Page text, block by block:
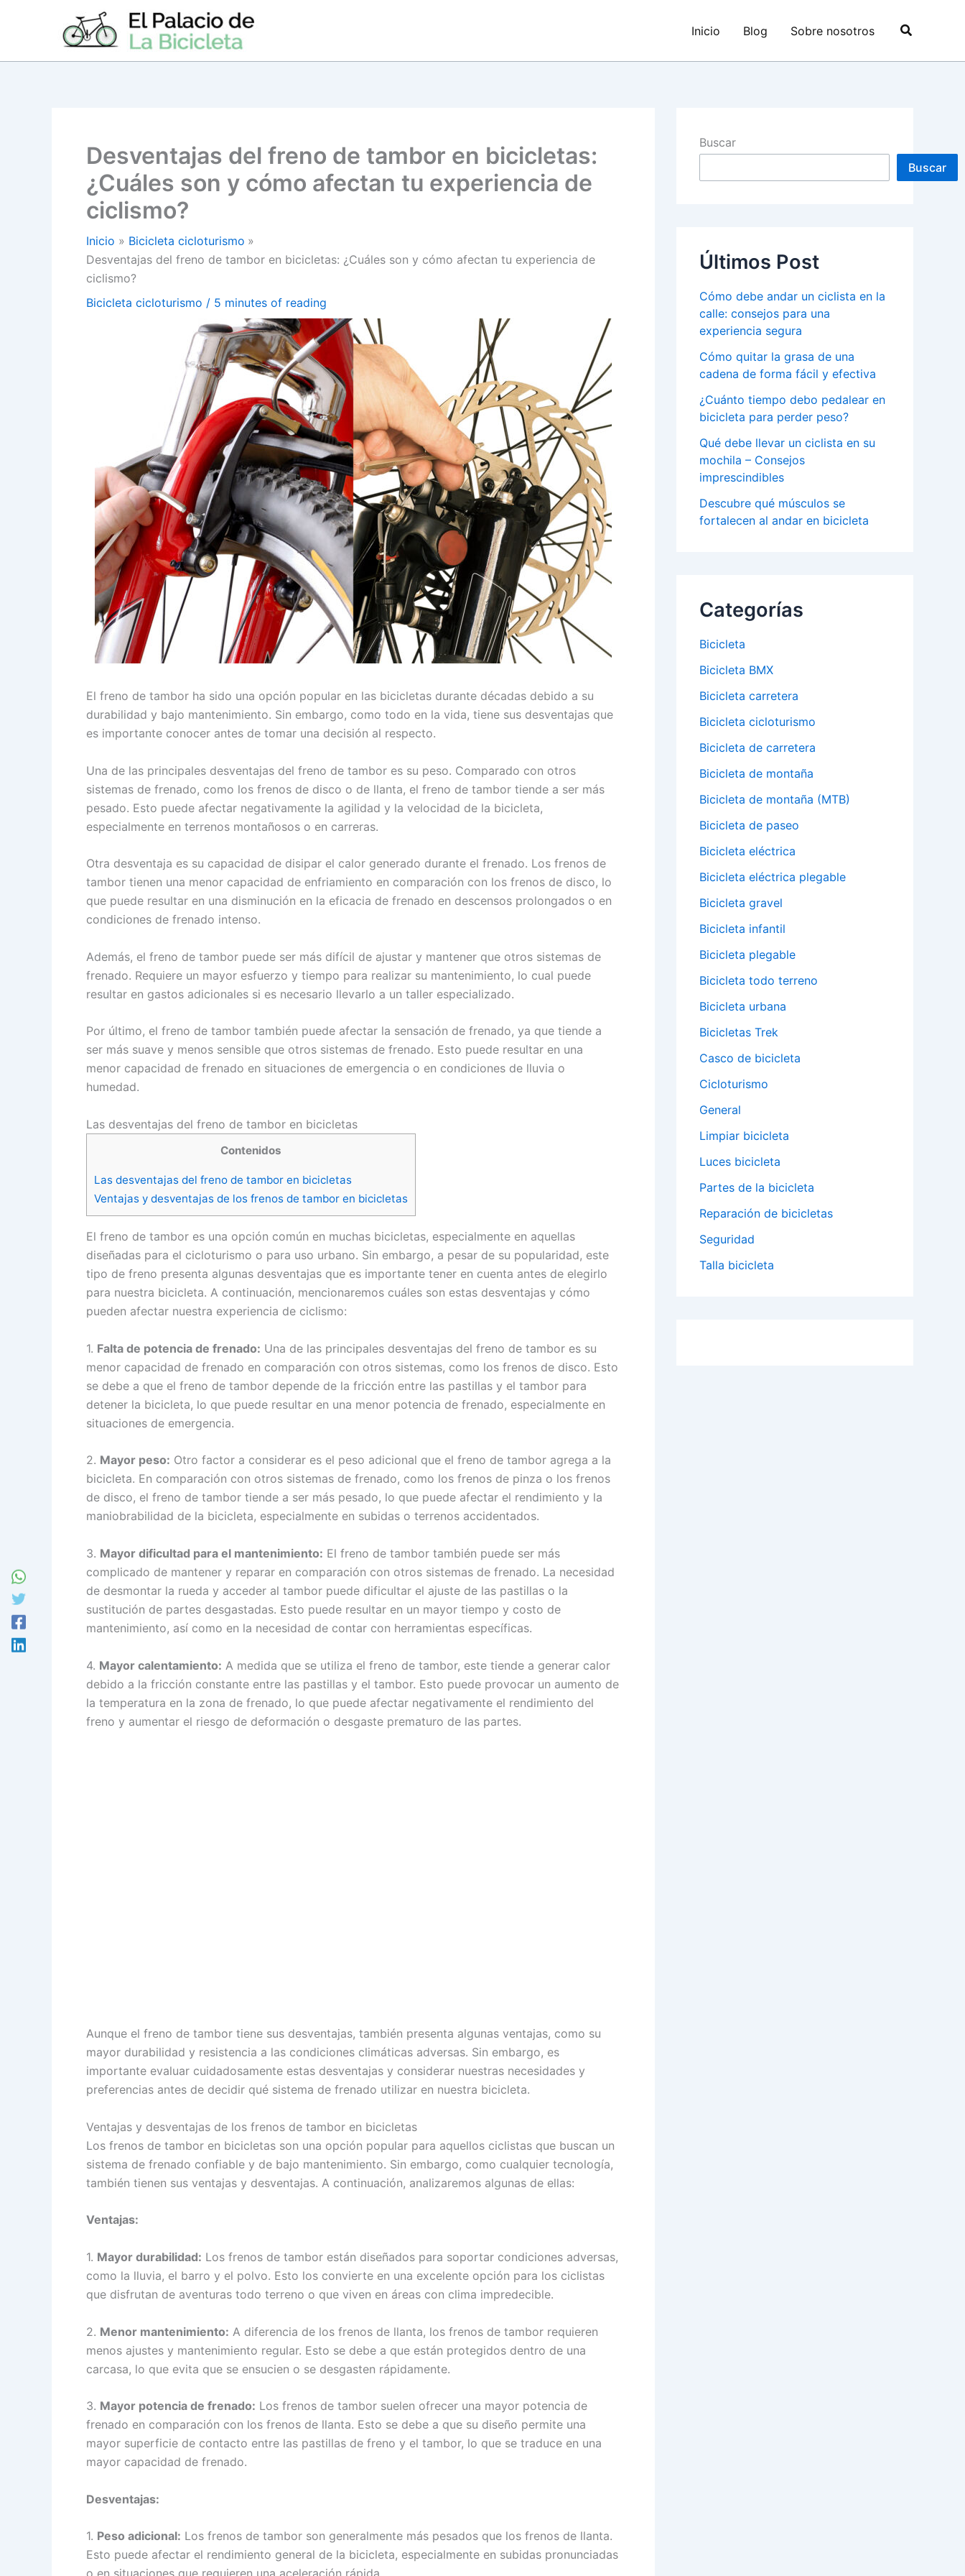
Inicio Blog Sobre nosotros Buscar
Desventajas del freno de tambor en bicicletas:
¿Cuáles son y cómo afectan tu experiencia de
ciclismo?
Inicio
Bicicleta cicloturismo
Desventajas del freno de tambor en bicicletas: ¿Cuáles son y cómo afectan tu experiencia de
ciclismo?
Bicicleta cicloturismo / 5 minutes of reading
El freno de tambor ha sido una opción popular en las bicicletas durante décadas debido a su
durabilidad y bajo mantenimiento. Sin embargo, como todo en la vida, tiene sus desventajas que
es importante conocer antes de tomar una decisión al respecto.
Una de las principales desventajas del freno de tambor es su peso. Comparado con otros
sistemas de frenado, como los frenos de disco o de llanta, el freno de tambor tiende a ser más
pesado. Esto puede afectar negativamente la agilidad y la velocidad de la bicicleta,
especialmente en terrenos montañosos o en carreras.
Otra desventaja es su capacidad de disipar el calor generado durante el frenado. Los frenos de
tambor tienen una menor capacidad de enfriamiento en comparación con los frenos de disco, lo
que puede resultar en una disminución en la eficacia de frenado en descensos prolongados o en
condiciones de frenado intenso.
Además, el freno de tambor puede ser más difícil de ajustar y mantener que otros sistemas de
frenado. Requiere un mayor esfuerzo y tiempo para realizar su mantenimiento, lo cual puede
resultar en gastos adicionales si es necesario llevarlo a un taller especializado.
Por último, el freno de tambor también puede afectar la sensación de frenado, ya que tiende a
ser más suave y menos sensible que otros sistemas de frenado. Esto puede resultar en una
menor capacidad de frenado en situaciones de emergencia o en condiciones de lluvia o
humedad.
Las desventajas del freno de tambor en bicicletas
Contenidos
Las desventajas del freno de tambor en bicicletas
Ventajas y desventajas de los frenos de tambor en bicicletas
El freno de tambor es una opción común en muchas bicicletas, especialmente en aquellas
diseñadas para el cicloturismo o para uso urbano. Sin embargo, a pesar de su popularidad, este
tipo de freno presenta algunas desventajas que es importante tener en cuenta antes de elegirlo
para nuestra bicicleta. A continuación, mencionaremos cuáles son estas desventajas y cómo
pueden afectar nuestra experiencia de ciclismo:
1. Falta de potencia de frenado: Una de las principales desventajas del freno de tambor es su
menor capacidad de frenado en comparación con otros sistemas, como los frenos de disco. Esto
se debe a que el freno de tambor depende de la fricción entre las pastillas y el tambor para
detener la bicicleta, lo que puede resultar en una menor potencia de frenado, especialmente en
situaciones de emergencia.
2. Mayor peso: Otro factor a considerar es el peso adicional que el freno de tambor agrega a la
bicicleta. En comparación con otros sistemas de frenado, como los frenos de pinza o los frenos
de disco, el freno de tambor tiende a ser más pesado, lo que puede afectar el rendimiento y la
maniobrabilidad de la bicicleta, especialmente en subidas o terrenos accidentados.
3. Mayor dificultad para el mantenimiento: El freno de tambor también puede ser más
complicado de mantener y reparar en comparación con otros sistemas de frenado. La necesidad
de desmontar la rueda y acceder al tambor puede dificultar el ajuste de las pastillas o la
sustitución de partes desgastadas. Esto puede resultar en un mayor tiempo y costo de
mantenimiento, así como en la necesidad de contar con herramientas específicas.
4. Mayor calentamiento: A medida que se utiliza el freno de tambor, este tiende a generar calor
debido a la fricción constante entre las pastillas y el tambor. Esto puede provocar un aumento de
la temperatura en la zona de frenado, lo que puede afectar negativamente el rendimiento del
freno y aumentar el riesgo de deformación o desgaste prematuro de las partes.
Aunque el freno de tambor tiene sus desventajas, también presenta algunas ventajas, como su
mayor durabilidad y resistencia a las condiciones climáticas adversas. Sin embargo, es
importante evaluar cuidadosamente estas desventajas y considerar nuestras necesidades y
preferencias antes de decidir qué sistema de frenado utilizar en nuestra bicicleta.
Ventajas y desventajas de los frenos de tambor en bicicletas
Los frenos de tambor en bicicletas son una opción popular para aquellos ciclistas que buscan un
sistema de frenado confiable y de bajo mantenimiento. Sin embargo, como cualquier tecnología,
también tienen sus ventajas y desventajas. A continuación, analizaremos algunas de ellas:
Ventajas:
1. Mayor durabilidad: Los frenos de tambor están diseñados para soportar condiciones adversas,
como la lluvia, el barro y el polvo. Esto los convierte en una excelente opción para los ciclistas
que disfrutan de aventuras todo terreno o que viven en áreas con clima impredecible.
2. Menor mantenimiento: A diferencia de los frenos de llanta, los frenos de tambor requieren
menos ajustes y mantenimiento regular. Esto se debe a que están protegidos dentro de una
carcasa, lo que evita que se ensucien o se desgasten rápidamente.
3. Mayor potencia de frenado: Los frenos de tambor suelen ofrecer una mayor potencia de
frenado en comparación con los frenos de llanta. Esto se debe a que su diseño permite una
mayor superficie de contacto entre las pastillas de freno y el tambor, lo que se traduce en una
mayor capacidad de frenado.
Desventajas:
1. Peso adicional: Los frenos de tambor son generalmente más pesados que los frenos de llanta.
Esto puede afectar el rendimiento general de la bicicleta, especialmente en subidas pronunciadas
Buscar
Buscar
Últimos Post
Cómo debe andar un ciclista en la
calle: consejos para una
experiencia segura
Cómo quitar la grasa de una
cadena de forma fácil y efectiva
¿Cuánto tiempo debo pedalear en
bicicleta para perder peso?
Qué debe llevar un ciclista en su
mochila – Consejos
imprescindibles
Descubre qué músculos se
fortalecen al andar en bicicleta
Categorías
Bicicleta
Bicicleta BMX
Bicicleta carretera
Bicicleta cicloturismo
Bicicleta de carretera
Bicicleta de montaña
Bicicleta de montaña (MTB)
Bicicleta de paseo
Bicicleta eléctrica
Bicicleta eléctrica plegable
Bicicleta gravel
Bicicleta infantil
Bicicleta plegable
Bicicleta todo terreno
Bicicleta urbana
Bicicletas Trek
Casco de bicicleta
Cicloturismo
General
Limpiar bicicleta
Luces bicicleta
Partes de la bicicleta
Reparación de bicicletas
Seguridad
Talla bicicleta